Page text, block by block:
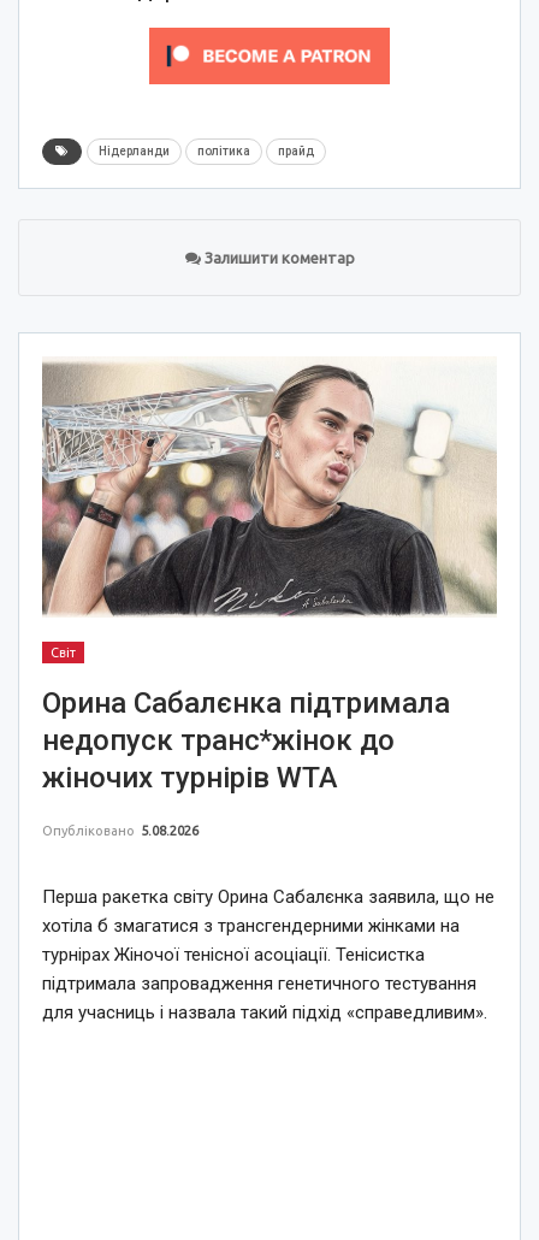
Нідерланди політика прайд
Залишити коментар
Світ
Орина Сабалєнка підтримала
недопуск транс*жінок до
жіночих турнірів WTA
Опубліковано 5.08.2026
Перша ракетка світу Орина Сабалєнка заявила, що не
хотіла б змагатися з трансгендерними жінками на
турнірах Жіночої тенісної асоціації. Тенісистка
підтримала запровадження генетичного тестування
для учасниць і назвала такий підхід «справедливим».